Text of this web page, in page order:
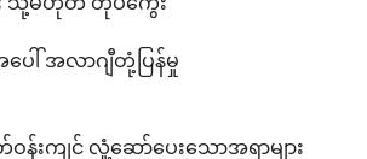
ေါ် အလာဂျီတုံ့ပြန်မှု
န်းကျင် လှုံ့ဆော်ပေးသောအရာများ